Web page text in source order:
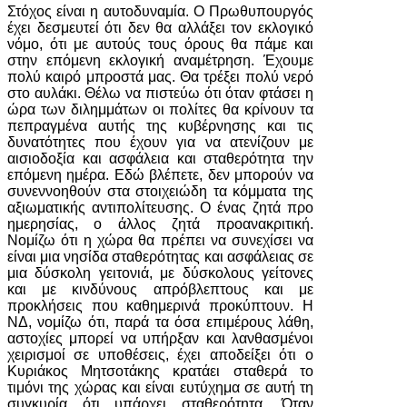
Στόχος είναι η αυτοδυναμία. Ο Πρωθυπουργός
έχει δεσμευτεί ότι δεν θα αλλάξει τον εκλογικό
νόμο, ότι με αυτούς τους όρους θα πάμε και
στην επόμενη εκλογική αναμέτρηση. Έχουμε
πολύ καιρό μπροστά μας. Θα τρέξει πολύ νερό
στο αυλάκι. Θέλω να πιστεύω ότι όταν φτάσει η
ώρα των διλημμάτων οι πολίτες θα κρίνουν τα
πεπραγμένα αυτής της κυβέρνησης και τις
δυνατότητες που έχουν για να ατενίζουν με
αισιοδοξία και ασφάλεια και σταθερότητα την
επόμενη ημέρα. Εδώ βλέπετε, δεν μπορούν να
συνεννοηθούν στα στοιχειώδη τα κόμματα της
αξιωματικής αντιπολίτευσης. Ο ένας ζητά προ
ημερησίας, ο άλλος ζητά προανακριτική.
Νομίζω ότι η χώρα θα πρέπει να συνεχίσει να
είναι μια νησίδα σταθερότητας και ασφάλειας σε
μια δύσκολη γειτονιά, με δύσκολους γείτονες
και με κινδύνους απρόβλεπτους και με
προκλήσεις που καθημερινά προκύπτουν. Η
ΝΔ, νομίζω ότι, παρά τα όσα επιμέρους λάθη,
αστοχίες μπορεί να υπήρξαν και λανθασμένοι
χειρισμοί σε υποθέσεις, έχει αποδείξει ότι ο
Κυριάκος Μητσοτάκης κρατάει σταθερά το
τιμόνι της χώρας και είναι ευτύχημα σε αυτή τη
συγκυρία ότι υπάρχει σταθερότητα. Όταν